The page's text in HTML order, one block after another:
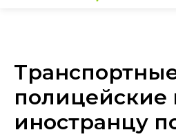
полицейские
иностранцу